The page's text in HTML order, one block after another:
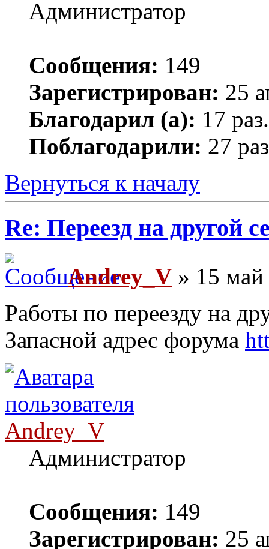
Администратор
Сообщения: 149
Зарегистрирован: 25
Благодарил (а): 17 раз.
Поблагодарили: 27
Вернуться к началу
Re: Переезд на другой
Andrey_V » 15
Работы по переезду на
Запасной адрес форума
Andrey_V
Администратор
Сообщения: 149
Зарегистрирован: 25